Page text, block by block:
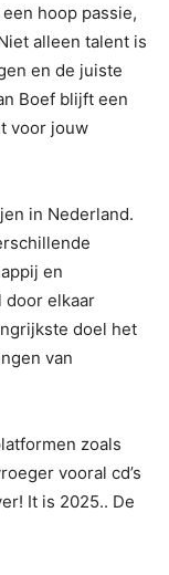
hoop passie,
alleen talent is
en de juiste
Boef blijft een
voor jouw
in Nederland.
en
door elkaar
doel het
van
zoals
vooral cd’s
It is 2025.. De